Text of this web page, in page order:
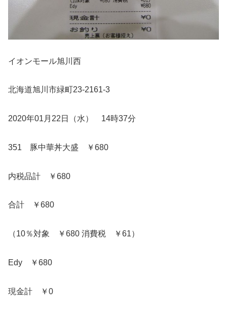
イオンモール旭川西
北海道旭川市緑町23-2161-3
2020年01月22日（水） 14時37分
351 豚中華丼大盛 ￥680
内税品計 ￥680
合計 ￥680
（10％対象 ￥680 消費税 ￥61）
Edy ￥680
現金計 ￥0